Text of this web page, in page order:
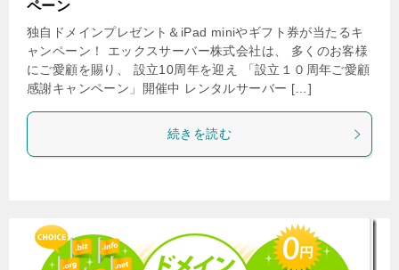
ペーン
独自ドメインプレゼント＆iPad miniやギフト券が当たるキ
ャンペーン！ エックスサーバー株式会社は、 多くのお客様
にご愛顧を賜り、 設立10周年を迎え 「設立１０周年ご愛顧
感謝キャンペーン」開催中 レンタルサーバー […]
続きを読む